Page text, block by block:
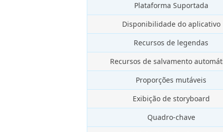
Plataforma Suportada
Disponibilidade do aplicativo
Recursos de legendas
Recursos de salvamento
Proporções mutáveis
Exibição de storyboard
Quadro-chave